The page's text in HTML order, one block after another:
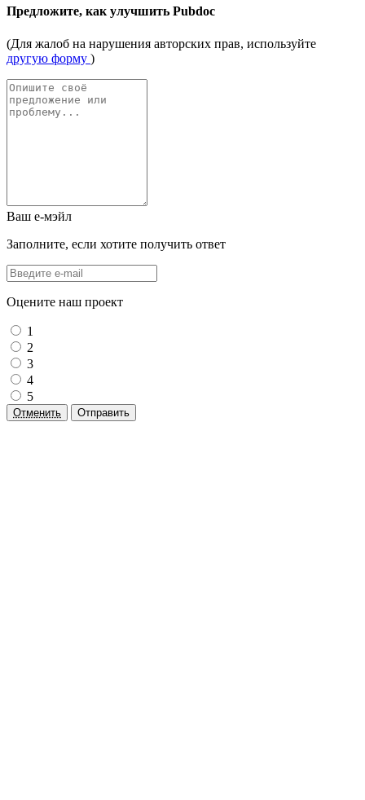
Предложите, как улучшить Pubdoc
(Для жалоб на нарушения авторских прав, используйте
другую форму )
Ваш е-мэйл
Заполните, если хотите получить ответ
Оцените наш проект
1
2
3
4
5
Отменить Отправить